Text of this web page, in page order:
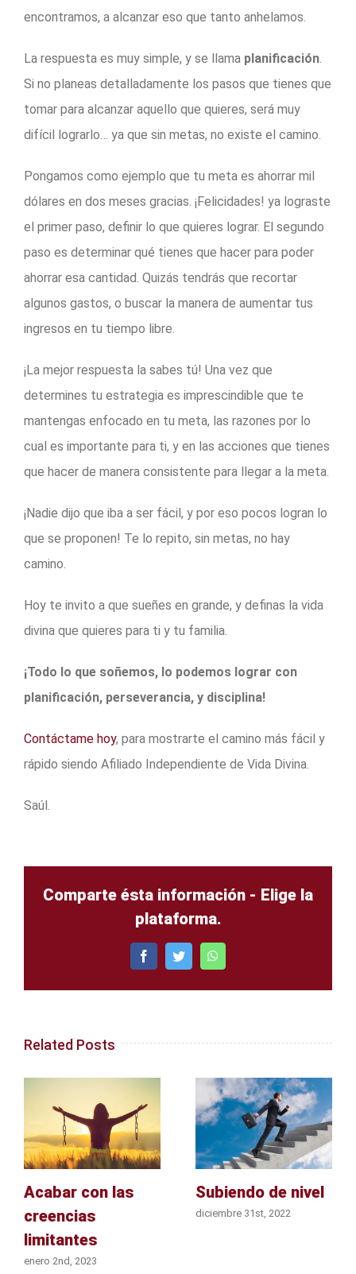
encontramos, a alcanzar eso que tanto anhelamos.
La respuesta es muy simple, y se llama planificación.
Si no planeas detalladamente los pasos que tienes que
tomar para alcanzar aquello que quieres, será muy
difícil lograrlo… ya que sin metas, no existe el camino.
Pongamos como ejemplo que tu meta es ahorrar mil
dólares en dos meses gracias. ¡Felicidades! ya lograste
el primer paso, definir lo que quieres lograr. El segundo
paso es determinar qué tienes que hacer para poder
ahorrar esa cantidad. Quizás tendrás que recortar
algunos gastos, o buscar la manera de aumentar tus
ingresos en tu tiempo libre.
¡La mejor respuesta la sabes tú! Una vez que
determines tu estrategia es imprescindible que te
mantengas enfocado en tu meta, las razones por lo
cual es importante para ti, y en las acciones que tienes
que hacer de manera consistente para llegar a la meta.
¡Nadie dijo que iba a ser fácil, y por eso pocos logran lo
que se proponen! Te lo repito, sin metas, no hay
camino.
Hoy te invito a que sueñes en grande, y definas la vida
divina que quieres para ti y tu familia.
¡Todo lo que soñemos, lo podemos lograr con
planificación, perseverancia, y disciplina!
Contáctame hoy, para mostrarte el camino más fácil y
rápido siendo Afiliado Independiente de Vida Divina.
Saúl.
Comparte ésta información - Elige la
plataforma.
FacebookTwitterWhatsApp
Related Posts
Acabar con las
creencias
limitantes
enero 2nd, 2023
Subiendo de nivel
diciembre 31st, 2022